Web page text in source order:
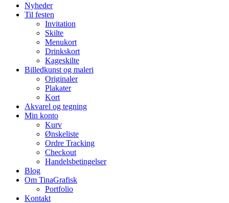
Nyheder
Til festen
Invitation
Skilte
Menukort
Drinkskort
Kageskilte
Billedkunst og maleri
Originaler
Plakater
Kort
Akvarel og tegning
Min konto
Kurv
Ønskeliste
Ordre Tracking
Checkout
Handelsbetingelser
Blog
Om TinaGrafisk
Portfolio
Kontakt